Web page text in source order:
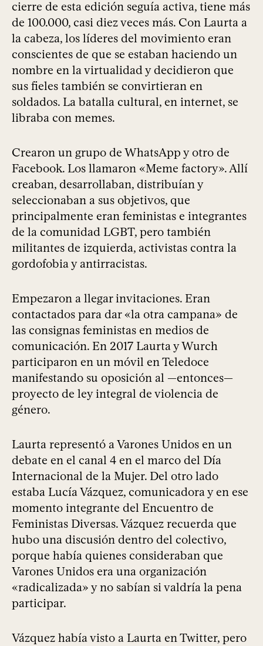
cierre de esta edición seguía activa, tiene más
de 100.000, casi diez veces más. Con Laurta a
la cabeza, los líderes del movimiento eran
conscientes de que se estaban haciendo un
nombre en la virtualidad y decidieron que
sus fieles también se convirtieran en
soldados. La batalla cultural, en internet, se
libraba con memes.
Crearon un grupo de WhatsApp y otro de
Facebook. Los llamaron «Meme factory». Allí
creaban, desarrollaban, distribuían y
seleccionaban a sus objetivos, que
principalmente eran feministas e integrantes
de la comunidad LGBT, pero también
militantes de izquierda, activistas contra la
gordofobia y antirracistas.
Empezaron a llegar invitaciones. Eran
contactados para dar «la otra campana» de
las consignas feministas en medios de
comunicación. En 2017 Laurta y Wurch
participaron en un móvil en Teledoce
manifestando su oposición al —entonces—
proyecto de ley integral de violencia de
género.
Laurta representó a Varones Unidos en un
debate en el canal 4 en el marco del Día
Internacional de la Mujer. Del otro lado
estaba Lucía Vázquez, comunicadora y en ese
momento integrante del Encuentro de
Feministas Diversas. Vázquez recuerda que
hubo una discusión dentro del colectivo,
porque había quienes consideraban que
Varones Unidos era una organización
«radicalizada» y no sabían si valdría la pena
participar.
Vázquez había visto a Laurta en Twitter, pero